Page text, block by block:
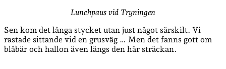
Lunchpaus vid Tryningen
Sen kom det långa stycket utan just något särskilt. Vi
rastade sittande vid en grusväg … Men det fanns gott om
blåbär och hallon även längs den här sträckan.